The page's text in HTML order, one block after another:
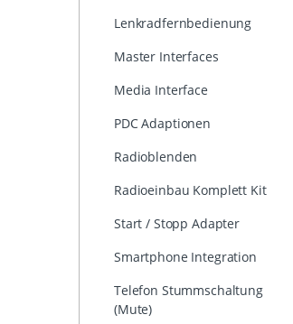
Lenkradfernbedienung
Master Interfaces
Media Interface
PDC Adaptionen
Radioblenden
Radioeinbau Komplett Kit
Start / Stopp Adapter
Smartphone Integration
Telefon Stummschaltung
(Mute)